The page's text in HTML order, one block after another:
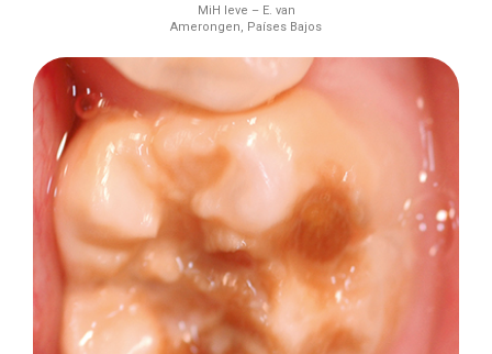
MiH leve – E. van
Amerongen, Países Bajos